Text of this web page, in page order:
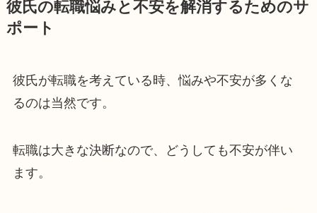
彼氏の転職悩みと不安を解消するためのサ
ポート
彼氏が転職を考えている時、悩みや不安が多くな
るのは当然です。
転職は大きな決断なので、どうしても不安が伴い
ます。